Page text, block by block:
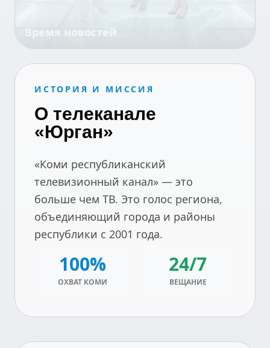
ИСТОРИЯ И МИССИЯ
О телеканале
«Юрган»
«Коми республиканский
телевизионный канал» — это
больше чем ТВ. Это голос региона,
объединяющий города и районы
республики с 2001 года.
100%
ОХВАТ КОМИ
24/7
ВЕЩАНИЕ